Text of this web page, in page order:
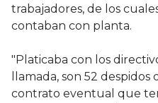
trabajadores, de los
contaban con planta.
"Platicaba con los
llamada, son 52
contrato eventual que